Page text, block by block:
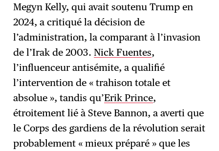
Megyn Kelly, qui avait soutenu Trump en
2024, a critiqué la décision de
l’administration, la comparant à l’invasion
de l’Irak de 2003.Nick Fuentes,
l’influenceur antisémite, a qualifié
l’intervention de « trahison totale et
absolue », tandis qu’Erik Prince,
étroitement lié à Steve Bannon, a averti que
le Corps des gardiens de la révolution serait
probablement « mieux préparé » que les